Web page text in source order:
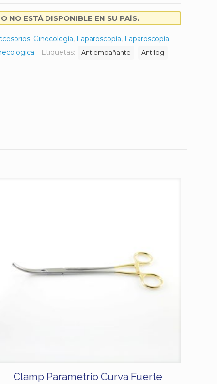
NO ESTÁ DISPONIBLE EN SU PAÍS.
, Ginecología, Laparoscopía, Laparoscopía
Etiquetas: Antiempañante Antifog
Clamp Parametrio Curva Fuerte